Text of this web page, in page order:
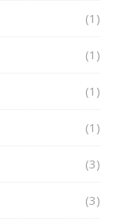
(1)
(1)
(1)
(1)
(3)
(3)